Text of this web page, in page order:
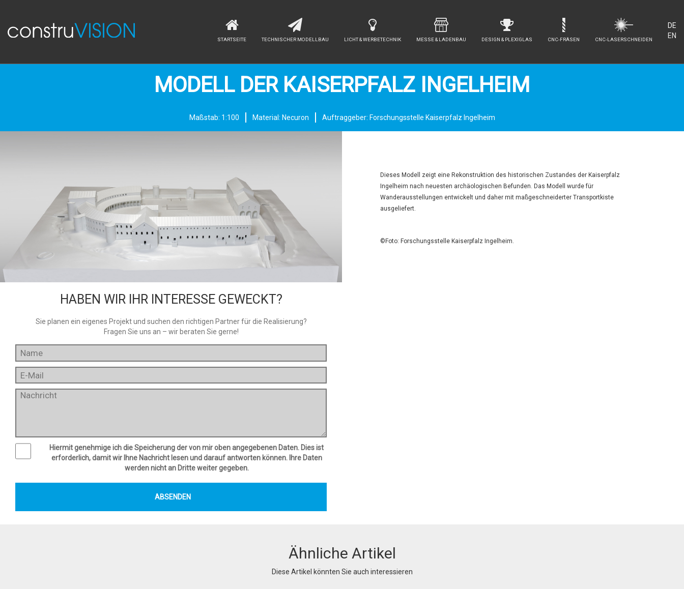
STARTSEITE TECHNISCHER MODELLBAU LICHT & WERBETECHNIK MESSE & LADENBAU DESIGN & PLEXIGLAS CNC-FRÄSEN CNC-LASERSCHNEIDEN
DE
EN
MODELL DER KAISERPFALZ INGELHEIM
Maßstab: 1:100 Material: Necuron Auftraggeber: Forschungsstelle Kaiserpfalz Ingelheim
Dieses Modell zeigt eine Rekonstruktion des historischen Zustandes der Kaiserpfalz
Ingelheim nach neuesten archäologischen Befunden. Das Modell wurde für
Wanderausstellungen entwickelt und daher mit maßgeschneiderter Transportkiste
ausgeliefert.
©Foto: Forschungsstelle Kaiserpfalz Ingelheim.
HABEN WIR IHR INTERESSE GEWECKT?
Sie planen ein eigenes Projekt und suchen den richtigen Partner für die Realisierung?
Fragen Sie uns an – wir beraten Sie gerne!
Hiermit genehmige ich die Speicherung der von mir oben angegebenen Daten. Dies ist
erforderlich, damit wir Ihne Nachricht lesen und darauf antworten können. Ihre Daten
werden nicht an Dritte weiter gegeben.
Ähnliche Artikel
Diese Artikel könnten Sie auch interessieren